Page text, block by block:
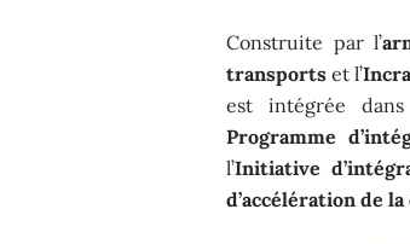
Construite par l’
transports et l’Incra
est intégrée
Programme
l’Initiative
d’accélération de